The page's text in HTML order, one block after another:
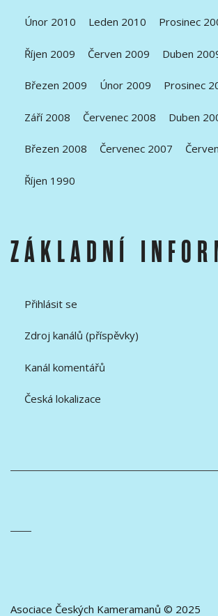
Únor 2010 Leden 2010 Prosinec
Říjen 2009 Červen 2009 Duben
Březen 2009 Únor 2009 Prosinec
Září 2008 Červenec 2008 Duben
Březen 2008 Červenec 2007
Říjen 1990
ZÁKLADNÍ
Přihlásit se
Zdroj kanálů (příspěvky)
Kanál komentářů
Česká lokalizace
Asociace Českých Kameramanů © 2025